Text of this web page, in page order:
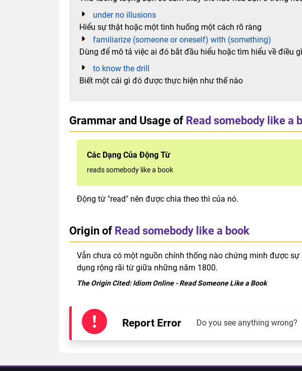
under no illusions
Hiểu sự thật hoặc một tình huống một cách rõ ràng
familiarize (someone or oneself) with (something)
Dùng để mô tả việc ai đó bắt đầu hiểu hoặc tìm hiểu về điều
to know the drill
Biết một cái gì đó được thực hiện như thế nào
Grammar and Usage of Read somebody like a
Các Dạng Của Động Từ
reads somebody like a book
Động từ "read" nên được chia theo thì của nó.
Origin of Read somebody like a book
Vẫn chưa có một nguồn chính thống nào chứng minh được
dụng rộng rãi từ giữa những năm 1800.
The Origin Cited:Idiom Online- Read Someone Like a Book
Report Error Do you see anything wrong?